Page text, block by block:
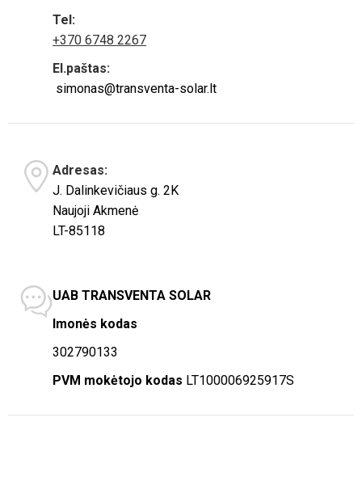
Tel:
+370 6748 2267
El.paštas:
simonas@transventa-solar.lt
Adresas:
J. Dalinkevičiaus g. 2K
Naujoji Akmenė
LT-85118
UAB TRANSVENTA SOLAR
Imonės kodas
302790133
PVM mokėtojo kodas LT100006925917S